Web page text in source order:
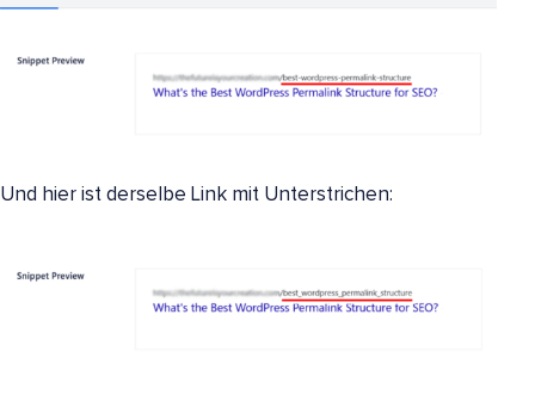
Und hier ist derselbe Link mit Unterstrichen: